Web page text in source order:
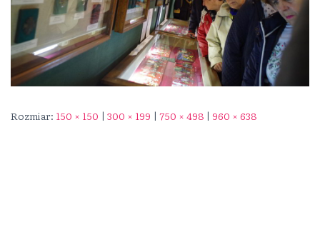
Rozmiar: 150 × 150 | 300 × 199 | 750 × 498 | 960 × 638